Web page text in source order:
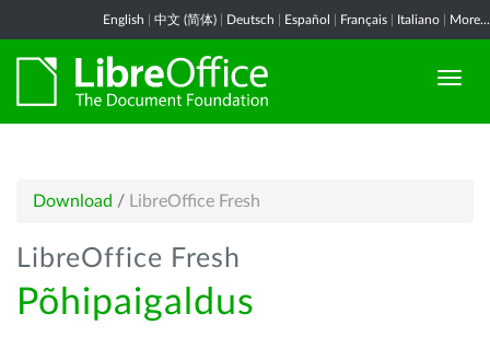
English 中文 (简体) Deutsch Español Français Italiano More...
Download / LibreOffice Fresh
LibreOffice Fresh
Põhipaigaldus